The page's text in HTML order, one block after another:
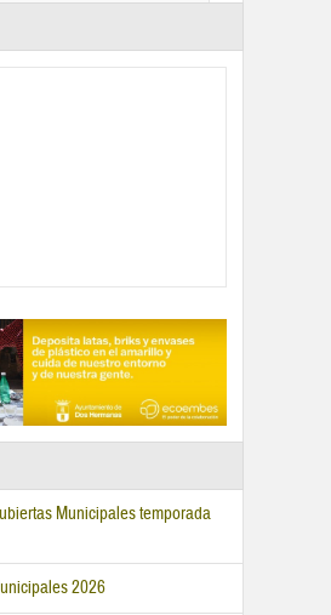
Municipales temporada
2026